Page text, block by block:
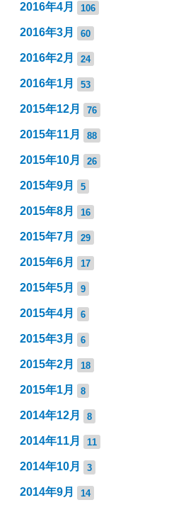
2016年4月 106
2016年3月 60
2016年2月 24
2016年1月 53
2015年12月 76
2015年11月 88
2015年10月 26
2015年9月 5
2015年8月 16
2015年7月 29
2015年6月 17
2015年5月 9
2015年4月 6
2015年3月 6
2015年2月 18
2015年1月 8
2014年12月 8
2014年11月 11
2014年10月 3
2014年9月 14